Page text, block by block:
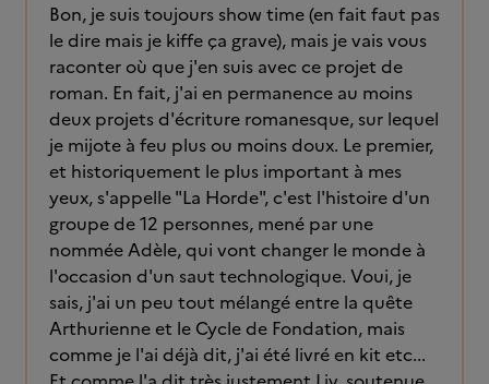
Bon, je suis toujours show time (en fait faut pas
le dire mais je kiffe ça grave), mais je vais vous
raconter où que j'en suis avec ce projet de
roman. En fait, j'ai en permanence au moins
deux projets d'écriture romanesque, sur lequel
je mijote à feu plus ou moins doux. Le premier,
et historiquement le plus important à mes
yeux, s'appelle "La Horde", c'est l'histoire d'un
groupe de 12 personnes, mené par une
nommée Adèle, qui vont changer le monde à
l'occasion d'un saut technologique. Voui, je
sais, j'ai un peu tout mélangé entre la quête
Arthurienne et le Cycle de Fondation, mais
comme je l'ai déjà dit, j'ai été livré en kit etc...